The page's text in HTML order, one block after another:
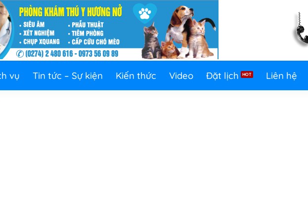
vụ Tin tức – Sự kiện Kiến thức Video Đặt lịch Liên hệ